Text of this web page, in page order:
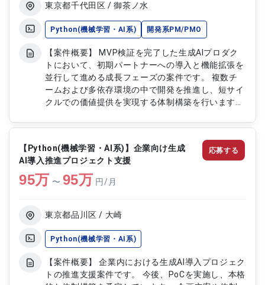
東京都千代田区 / 御茶ノ水
Python(機械学習・AI系) 開発系PM/PMO
【案件概要】 MVP検証を完了した生成AIプロダク
トにおいて、初期パートナーへの導入と機能拡張を
並行して進める成長フェーズの案件です。 複数チ
ームおよび多依存環境の中で開発を推進し、短サイ
クルでの価値提供を実現する体制構築を行います。
ながら、短期間での成果創出を目指します。 プロ
ダクトの拡大に向けた開発プロセスの仕組み化およ
びデリバリー最適化を推進します。 開発PMとして
プロジェクト全体の推進と品質担保を担うポジショ
ンです。 【作業内容】 複数チーム間の開発進行管
理および調整を実施します 短サイクル開発に向け
クトの機能拡張における要件整理を実施します デ
開発進捗および課題の可視化とステークホルダー調
整を行います
【Python(機械学習・AI系)】企業向け生成
AI導入推進プロジェクト支援
95万 〜 95万 円/月
東京都品川区 / 大崎
Python(機械学習・AI系)
【案件概要】 企業内における生成AI導入プロジェク
トの推進支援案件です。 今後、PoCを実施し、本格
応募する